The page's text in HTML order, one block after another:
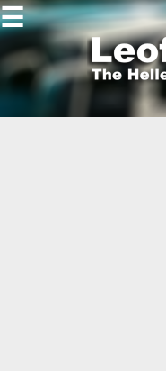
Gallery
☰